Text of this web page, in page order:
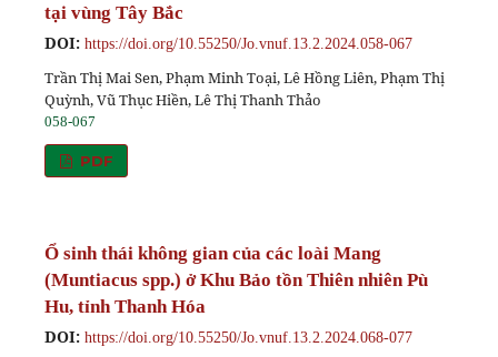
tại vùng Tây Bắc
DOI: https://doi.org/10.55250/Jo.vnuf.13.2.2024.058-067
Trần Thị Mai Sen, Phạm Minh Toại, Lê Hồng Liên, Phạm Thị
Quỳnh, Vũ Thục Hiền, Lê Thị Thanh Thảo
058-067
PDF
Ổ sinh thái không gian của các loài Mang
(Muntiacus spp.) ở Khu Bảo tồn Thiên nhiên Pù
Hu, tỉnh Thanh Hóa
DOI: https://doi.org/10.55250/Jo.vnuf.13.2.2024.068-077